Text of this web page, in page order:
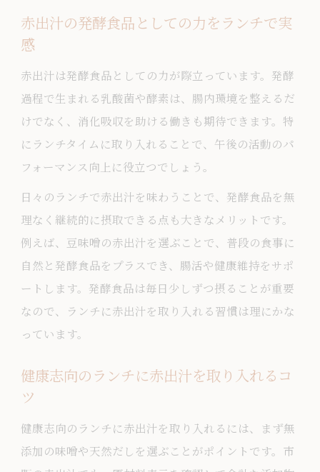
赤出汁の発酵食品としての力をランチで実
感
赤出汁は発酵食品としての力が際立っています。発酵
過程で生まれる乳酸菌や酵素は、腸内環境を整えるだ
けでなく、消化吸収を助ける働きも期待できます。特
にランチタイムに取り入れることで、午後の活動のパ
フォーマンス向上に役立つでしょう。
日々のランチで赤出汁を味わうことで、発酵食品を無
理なく継続的に摂取できる点も大きなメリットです。
例えば、豆味噌の赤出汁を選ぶことで、普段の食事に
自然と発酵食品をプラスでき、腸活や健康維持をサポ
ートします。発酵食品は毎日少しずつ摂ることが重要
なので、ランチに赤出汁を取り入れる習慣は理にかな
っています。
健康志向のランチに赤出汁を取り入れるコ
ツ
健康志向のランチに赤出汁を取り入れるには、まず無
添加の味噌や天然だしを選ぶことがポイントです。市